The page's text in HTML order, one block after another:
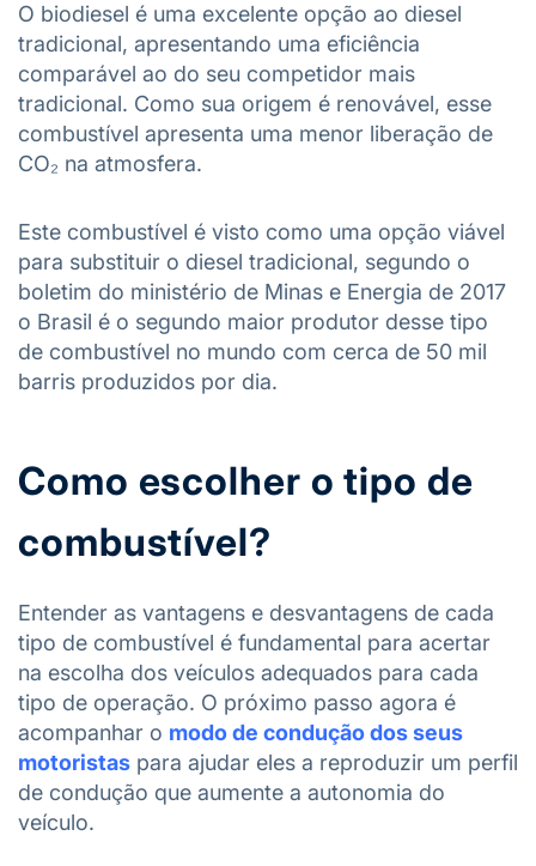
O biodiesel é uma excelente opção ao diesel
tradicional, apresentando uma eficiência
comparável ao do seu competidor mais
tradicional. Como sua origem é renovável, esse
combustível apresenta uma menor liberação de
CO₂ na atmosfera.
Este combustível é visto como uma opção viável
para substituir o diesel tradicional, segundo o
boletim do ministério de Minas e Energia de 2017
o Brasil é o segundo maior produtor desse tipo
de combustível no mundo com cerca de 50 mil
barris produzidos por dia.
Como escolher o tipo de
combustível?
Entender as vantagens e desvantagens de cada
tipo de combustível é fundamental para acertar
na escolha dos veículos adequados para cada
tipo de operação. O próximo passo agora é
acompanhar o modo de condução dos seus
motoristas para ajudar eles a reproduzir um perfil
de condução que aumente a autonomia do
veículo.